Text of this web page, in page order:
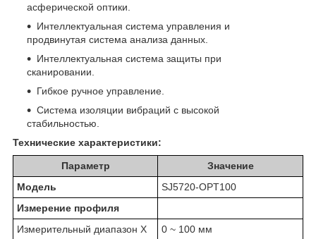
асферической оптики.
Интеллектуальная система управления и
продвинутая система анализа данных.
Интеллектуальная система защиты при
сканировании.
Гибкое ручное управление.
Система изоляции вибраций с высокой
стабильностью.
Технические характеристики:​​​​​​​
Параметр
Значение
Модель
SJ5720-OPT100
Измерение профиля
Измерительный диапазон X
0 ~ 100 мм